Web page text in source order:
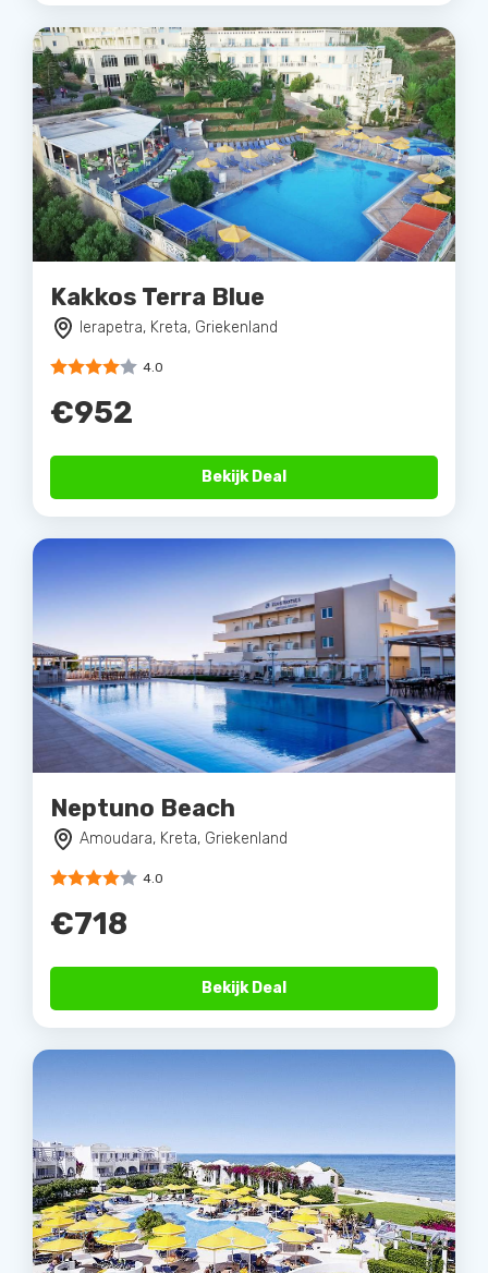
Kakkos Terra Blue
Ierapetra, Kreta, Griekenland
4.0
€952
Bekijk Deal
Neptuno Beach
Amoudara, Kreta, Griekenland
4.0
€718
Bekijk Deal